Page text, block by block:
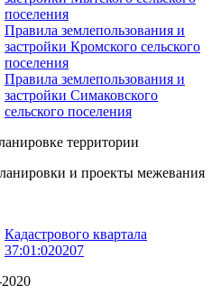
поселения
Правила землепользования и
застройки Кромского сельского
поселения
Правила землепользования и
застройки Симаковского
сельского поселения
территории
и проекты межевания
Кадастрового квартала
37:01:020207